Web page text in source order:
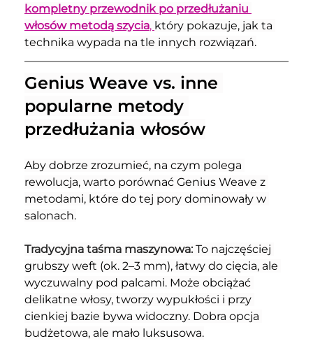
kompletny przewodnik po przedłużaniu
włosów metodą szycia, który pokazuje, jak ta
technika wypada na tle innych rozwiązań.
Genius Weave vs. inne
popularne metody
przedłużania włosów
Aby dobrze zrozumieć, na czym polega
rewolucja, warto porównać Genius Weave z
metodami, które do tej pory dominowały w
salonach.
Tradycyjna taśma maszynowa: To najczęściej
grubszy weft (ok. 2–3 mm), łatwy do cięcia, ale
wyczuwalny pod palcami. Może obciążać
delikatne włosy, tworzy wypukłości i przy
cienkiej bazie bywa widoczny. Dobra opcja
budżetowa, ale mało luksusowa.